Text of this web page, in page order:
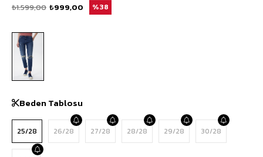
₺1.599,00 ₺999,00 38
Beden Tablosu
25/28 26/28 27/28 28/28 29/28 30/28